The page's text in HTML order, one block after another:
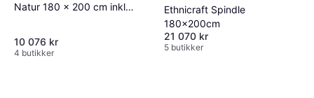
Natur 180 x 200 cm inkl
10 076 kr
4 butikker
Ethnicraft Spindle
180x200cm
21 070 kr
5 butikker